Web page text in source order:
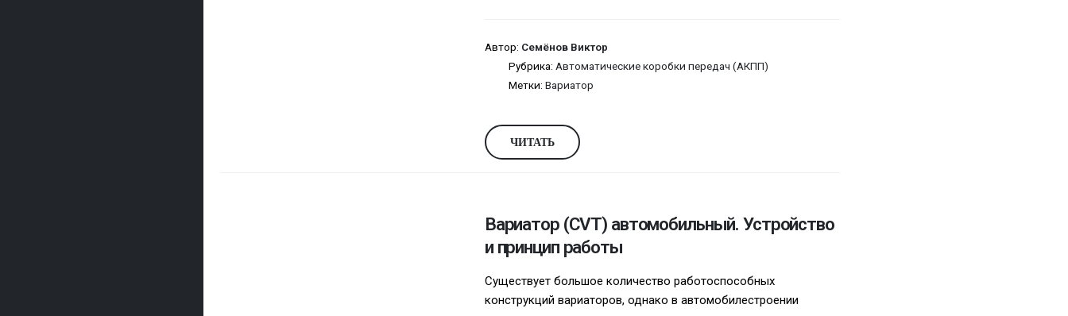
Автор: Семёнов Виктор
Рубрика: Автоматические коробки передач (АКПП)
Метки: Вариатор
ЧИТАТЬ
Вариатор (CVT) автомобильный. Устройство
и принцип работы
Существует большое количество работоспособных
конструкций вариаторов, однако в автомобилестроении